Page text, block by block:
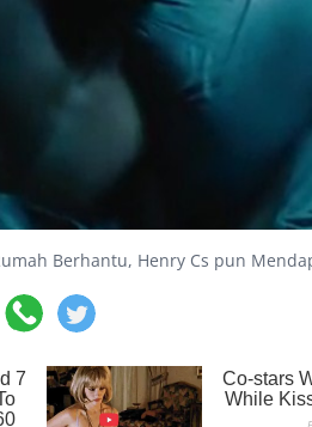
Berhantu, Henry Cs pun